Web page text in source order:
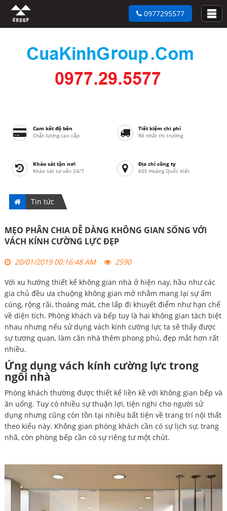
Cam kết độ bền
Chất lượng cao cấp
Tiết kiệm chi phí
Rẻ nhất thị trường
Khảo sát tận nơi
Khảo sát tư vấn 24/7
Địa chỉ công ty
605 Hoàng Quốc Việt
0977295577
Tin tức
MẸO PHÂN CHIA DỄ DÀNG KHÔNG GIAN SỐNG VỚI
VÁCH KÍNH CƯỜNG LỰC ĐẸP
20/01/2019 00:16:48 AM 2590
Với xu hướng thiết kế không gian nhà ở hiện nay, hầu như các
gia chủ đều ưa chuộng không gian mở nhằm mang lại sự ấm
cúng, rộng rãi, thoáng mát, che lấp đi khuyết điểm như hạn chế
về diện tích. Phòng khách và bếp tuy là hai không gian tách biệt
nhau nhưng nếu sử dụng vách kính cường lực ta sẽ thấy được
sự tương quan, làm căn nhà thêm phong phú, đẹp mắt hơn rất
nhiều.
Ứng dụng vách kính cường lực trong
ngôi nhà
Phòng khách thường được thiết kế liền kề với không gian bếp và
ăn uống. Tuy có nhiều sự thuận lợi, tiện nghi cho người sử
dụng nhưng cũng còn tồn tại nhiều bất tiện về trang trí nội thất
theo kiểu này. Không gian phòng khách cần có sự lịch sự, trang
nhã, còn phòng bếp cần có sự riêng tư một chút.